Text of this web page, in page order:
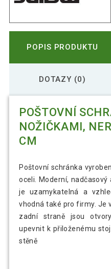
POPIS PRODUKTU
DOTAZY (0)
POŠTOVNÍ
NOŽIČKAMI,
CM
Poštovní schránka
oceli. Moderní,
je uzamykatelná a
vhodná také pro firmy. Je
zadní straně jsou
upevnit k přiloženému
stěně